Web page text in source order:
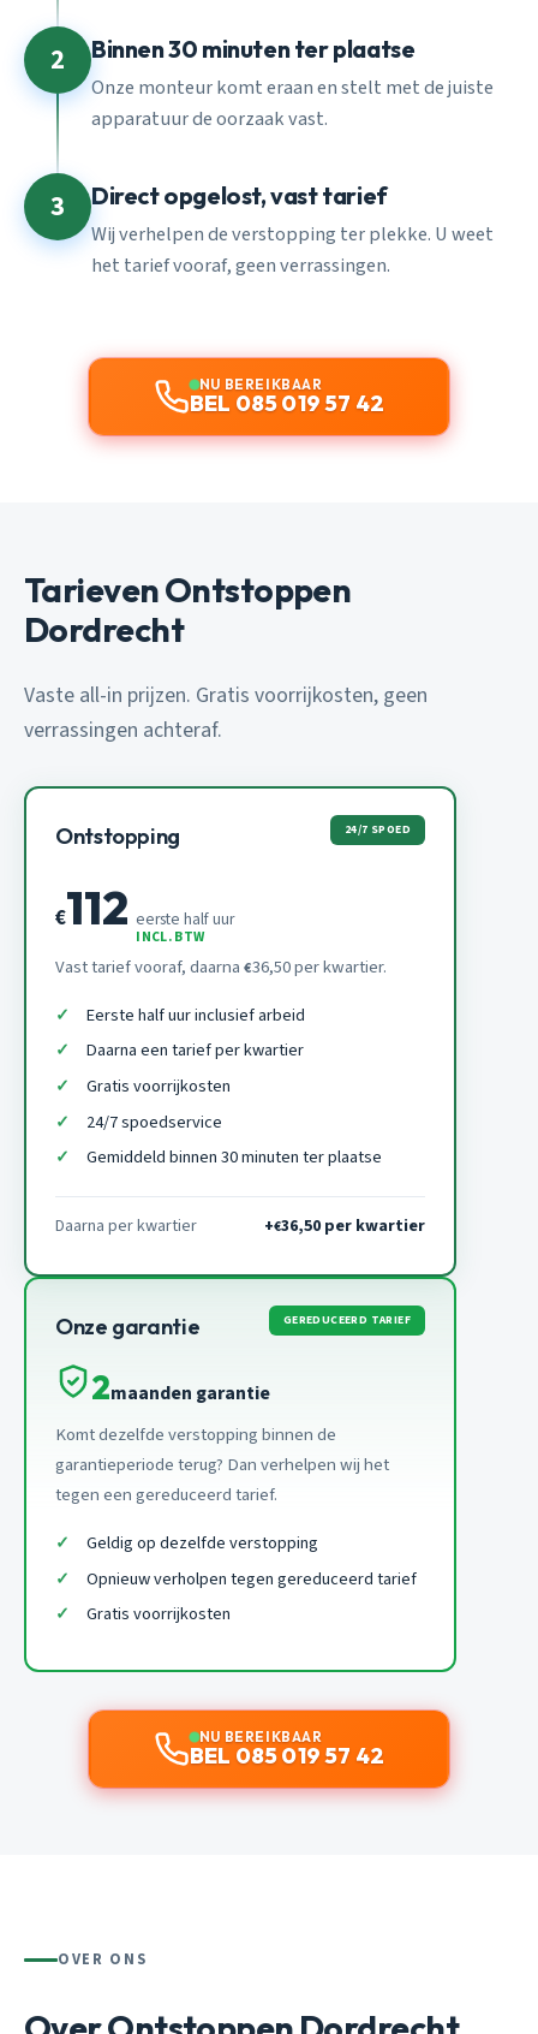
2 Binnen 30 minuten ter plaatse
Onze monteur komt eraan en stelt met de juiste
apparatuur de oorzaak vast.
3 Direct opgelost, vast tarief
Wij verhelpen de verstopping ter plekke. U weet
het tarief vooraf, geen verrassingen.
NU BEREIKBAAR
BEL 085 019 57 42
Tarieven Ontstoppen
Dordrecht
Vaste all-in prijzen. Gratis voorrijkosten, geen
verrassingen achteraf.
Ontstopping 24/7 SPOED
€112 eerste half uur
INCL. BTW
Vast tarief vooraf, daarna €36,50 per kwartier.
Eerste half uur inclusief arbeid
Daarna een tarief per kwartier
Gratis voorrijkosten
24/7 spoedservice
Gemiddeld binnen 30 minuten ter plaatse
Daarna per kwartier +€36,50 per kwartier
Onze garantie GEREDUCEERD TARIEF
2maanden garantie
Komt dezelfde verstopping binnen de
garantieperiode terug? Dan verhelpen wij het
tegen een gereduceerd tarief.
Geldig op dezelfde verstopping
Opnieuw verholpen tegen gereduceerd tarief
Gratis voorrijkosten
NU BEREIKBAAR
BEL 085 019 57 42
OVER ONS